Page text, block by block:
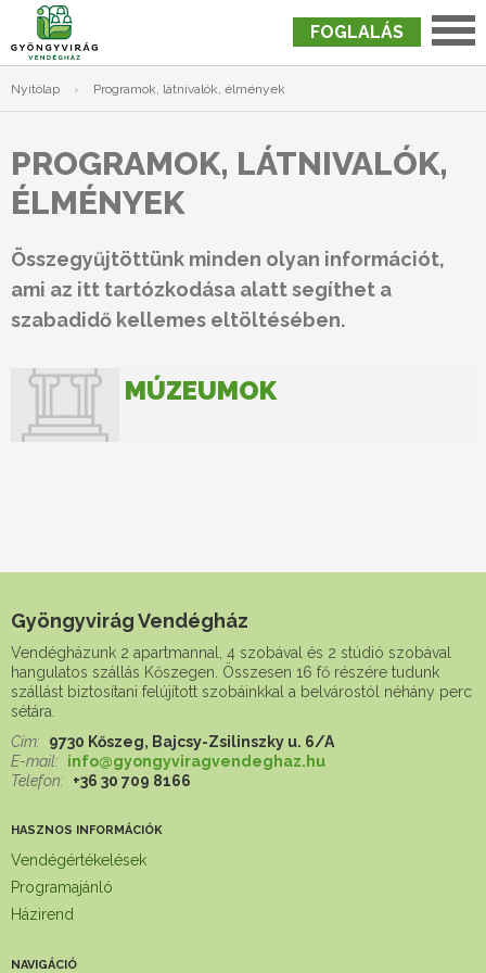
FOGLALÁS
Nyitólap › Programok, látnivalók, élmények
PROGRAMOK, LÁTNIVALÓK,
ÉLMÉNYEK
Összegyűjtöttünk minden olyan információt,
ami az itt tartózkodása alatt segíthet a
szabadidő kellemes eltöltésében.
MÚZEUMOK
Gyöngyvirág Vendégház
Vendégházunk 2 apartmannal, 4 szobával és 2 stúdió szobával
hangulatos szállás Kőszegen. Összesen 16 fő részére tudunk
szállást biztosítani felújított szobáinkkal a belvárostól néhány perc
sétára.
Cím:
9730 Kőszeg, Bajcsy-Zsilinszky u. 6/A
E-mail:
info@gyongyviragvendeghaz.hu
Telefon:
+36 30 709 8166
HASZNOS INFORMÁCIÓK
Vendégértékelések
Programajánló
Házirend
NAVIGÁCIÓ